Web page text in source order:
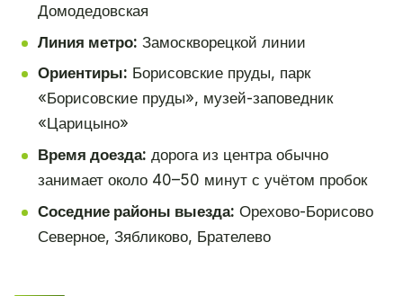
Домодедовская
Линия метро: Замоскворецкой линии
Ориентиры: Борисовские пруды, парк
«Борисовские пруды», музей-заповедник
«Царицыно»
Время доезда: дорога из центра обычно
занимает около 40–50 минут с учётом пробок
Соседние районы выезда: Орехово-Борисово
Северное, Зябликово, Брателево